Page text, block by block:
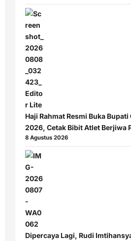
Haji Rahmat Resmi Buka
2026, Cetak Bibit Atlet Berjiwa
8 Agustus 2026
Dipercaya Lagi, Rudi